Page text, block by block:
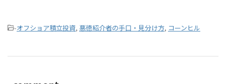
-オフショア積立投資, 悪徳紹介者の手口・見分け方, コーンヒル